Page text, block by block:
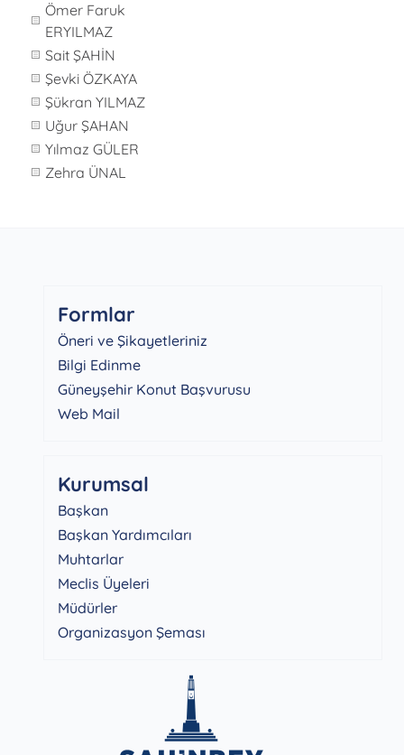
Ömer Faruk
ERYILMAZ
Sait ŞAHİN
Şevki ÖZKAYA
Şükran YILMAZ
Uğur ŞAHAN
Yılmaz GÜLER
Zehra ÜNAL
Formlar
Öneri ve Şikayetleriniz
Bilgi Edinme
Güneyşehir Konut Başvurusu
Web Mail
Kurumsal
Başkan
Başkan Yardımcıları
Muhtarlar
Meclis Üyeleri
Müdürler
Organizasyon Şeması